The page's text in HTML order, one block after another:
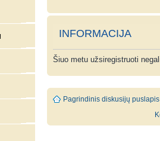
INFORMACIJA
Šiuo metu užsiregistruoti
Pagrindinis diskusijų puslapis